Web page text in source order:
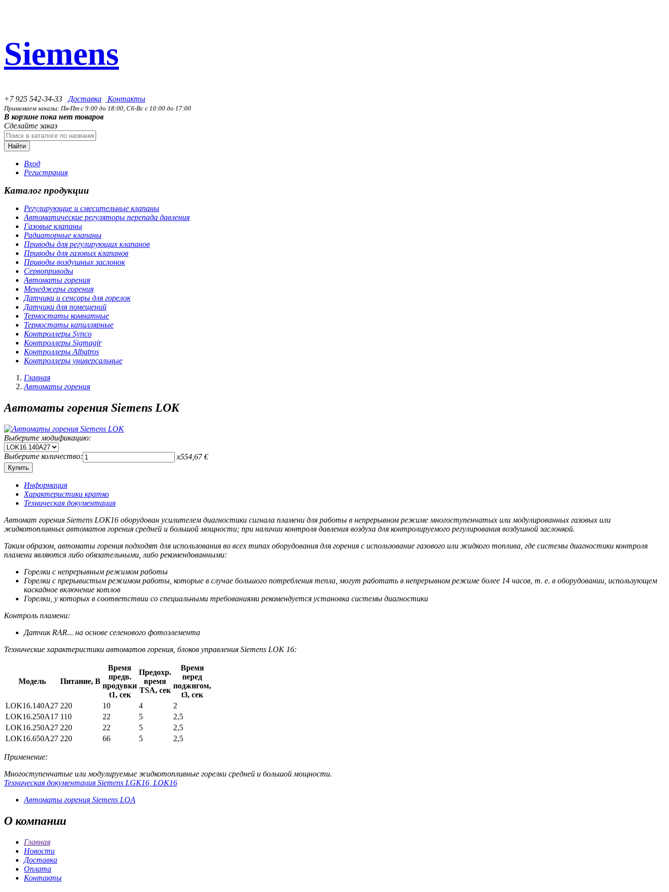
Siemens
+7 925 542-34-33 Доставка Контакты
Принимаем заказы: Пн-Пт с 9:00 до 18:00, Сб-Вс с 10:00 до 17:00
В корзине пока нет товаров
Сделайте заказ
Найти
Вход
Регистрация
Каталог продукции
Регулирующие и смесительные клапаны
Автоматические регуляторы перепада давления
Газовые клапаны
Радиаторные клапаны
Приводы для регулирующих клапанов
Приводы для газовых клапанов
Приводы воздушных заслонок
Сервоприводы
Автоматы горения
Менеджеры горения
Датчики и сенсоры для горелок
Датчики для помещений
Термостаты комнатные
Термостаты капиллярные
Контроллеры Synco
Контроллеры Sigmagir
Контроллеры Albatros
Контроллеры универсальные
Главная
Автоматы горения
Автоматы горения Siemens LOK
Выберите модификацию:
Выберите количество: x554,67 €
Информация
Характеристики кратко
Техническая документация
Автомат горения Siemens LOK16 оборудован усилителем диагностики сигнала пламени для работы в непрерывном режиме многоступенчатых или модулированных газовых или
жидкотопливных автоматов горения средней и большой мощности; при наличии контроля давления воздуха для контролируемого регулирования воздушной заслонкой.
Таким образом, автоматы горения подходят для использования во всех типах оборудования для горения с использование газового или жидкого топлива, где системы диагностики контроля
пламени являются либо обязательными, либо рекомендованными:
Горелки с непрерывным режимом работы
Горелки с прерывистым режимом работы, которые в случае большого потребления тепла, могут работать в непрерывном режиме более 14 часов, т. е. в оборудовании, использующем
каскадное включение котлов
Горелки, у которых в соответствии со специальными требованиями рекомендуется установка системы диагностики
Контроль пламени:
Датчик RAR... на основе селенового фотоэлемента
Технические характеристики автоматов горения, блоков управления Siemens LOK 16:
Модель Питание, В
Время
предв.
продувки
t1, сек
Предохр.
время
TSA, сек
Время
перед
поджигом,
t3, сек
LOK16.140A27 220 10 4
2
LOK16.250A17 110 22 5
2,5
LOK16.250A27 220 22 5
2,5
LOK16.650A27 220 66 5 2,5
Применение:
Многоступенчатые или модулируемые жидкотопливные горелки средней и большой мощности.
Техническая документация Siemens LGK16, LOK16
Автоматы горения Siemens LOA
О компании
Главная
Новости
Доставка
Оплата
Контакты